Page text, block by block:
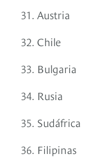
31. Austria
32. Chile
33. Bulgaria
34. Rusia
35. Sudáfrica
36. Filipinas